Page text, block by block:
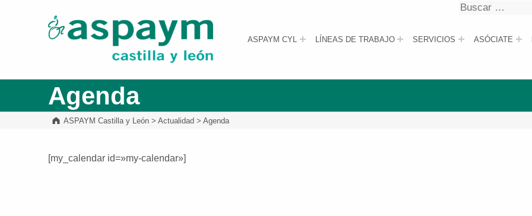
ASPAYM Castilla y León
ASPAYM CYL LÍNEAS DE TRABAJO SERVICIOS ASÓCIATE
Buscar
Agenda
ASPAYM Castilla y León >Actualidad >Agenda
[my_calendar id=»my-calendar»]